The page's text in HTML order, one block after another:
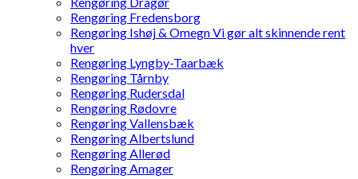
Rengøring Fredensborg
Rengøring Ishøj & Omegn Vi gør alt skinnende rent
hver
Rengøring Lyngby-Taarbæk
Rengøring Tårnby
Rengøring Rudersdal
Rengøring Rødovre
Rengøring Vallensbæk
Rengøring Albertslund
Rengøring Allerød
Rengøring Amager